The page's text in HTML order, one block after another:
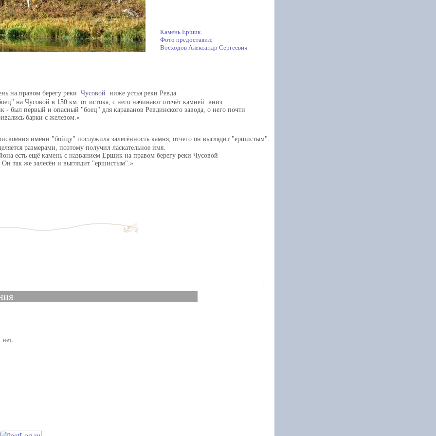
Камень Ёршик.
Фото предоставил:
Восходов Александр Сергеевич
на правом берегу реки Чусовой ниже устья реки Ревда.
на Чусовой в 150 км. от истока, с него начинают отсчёт камней вниз
- был первый и опасный "боец" для караванов Ревдинского завода, о него почти
барки с железом.
имени "бойцу" послужила залесённость камня, отчего он выглядит "ершистым".
размерами, поэтому получил ласкательное имя.
есть ещё камень с названием Ёршик на правом берегу реки Чусовой
Он так же залесён и выглядит "ершистым".